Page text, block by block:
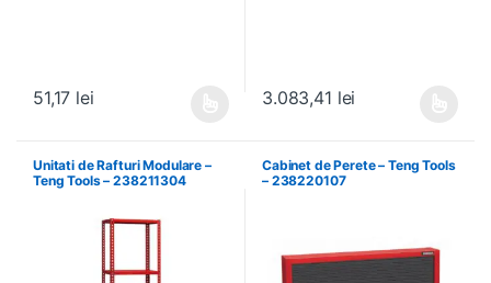
51,17 lei 3.083,41 lei
Unitati de Rafturi Modulare –
Teng Tools – 238211304
Cabinet de Perete – Teng Tools
– 238220107